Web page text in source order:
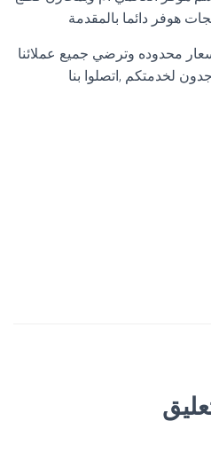
هوفر دائما بالمقدمة
محدوده وترضي جميع عملائنا
لخدمتكم ,اتصلوا بنا